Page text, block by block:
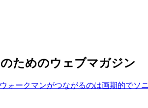
ためのウェブマガジン
ォークマンがつながるのは画期的でソ